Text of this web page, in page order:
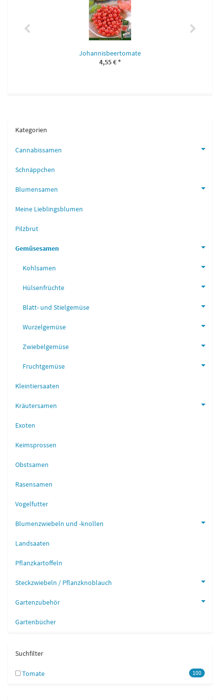
Johannisbeertomate
4,55 €*
Kategorien
Cannabissamen
Schnäppchen
Blumensamen
Meine Lieblingsblumen
Pilzbrut
Gemüsesamen
Kohlsamen
Hülsenfrüchte
Blatt- und Stielgemüse
Wurzelgemüse
Zwiebelgemüse
Fruchtgemüse
Kleintiersaaten
Kräutersamen
Exoten
Keimsprossen
Obstsamen
Rasensamen
Vogelfutter
Blumenzwiebeln und -knollen
Landsaaten
Pflanzkartoffeln
Steckzwiebeln / Pflanzknoblauch
Gartenzubehör
Gartenbücher
Suchfilter
100
Tomate